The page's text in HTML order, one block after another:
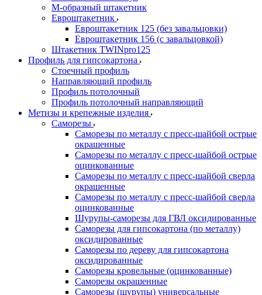
М-образный штакетник
Евроштакетник
Евроштакетник 125 (без завальцовки)
Евроштакетник 156 (с завальцовкой)
Штакетник TWINpro125
Профиль для гипсокартона
Стоечный профиль
Направляющий профиль
Профиль потолочный
Профиль потолочный направляющий
Метизы и крепежные изделия
Саморезы
Саморезы по металлу с пресс-шайбой острые
окрашенные
Саморезы по металлу с пресс-шайбой острые
оцинкованные
Саморезы по металлу с пресс-шайбой сверла
окрашенные
Саморезы по металлу с пресс-шайбой сверла
оцинкованные
Шурупы-саморезы для ГВЛ оксидированные
Саморезы для гипсокартона (по металлу)
оксидированные
Саморезы по дереву для гипсокартона
оксидированные
Саморезы кровельные (оцинкованные)
Саморезы окрашенные
Саморезы (шурупы) универсальные